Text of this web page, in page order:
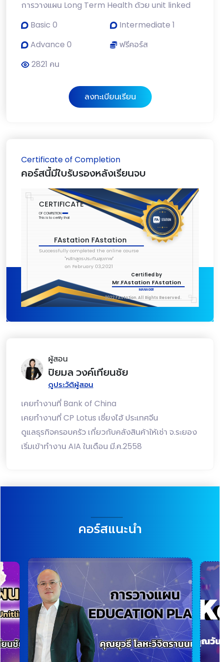
การวางแผน Long Term Health ด้วย unit linked
Basic 0
Intermediate 1
Advance 0
ฟรีคอร์ส
2821 คน
ลงทะเบียนเรียน
Certificate of Completion
คอร์สนี้มีใบรับรองหลังเรียนจบ
CERTIFICATE
OF COMPLETION
This is to certify that
FAstation FAstation
Successfully completed the online course
"หลักสูตรประกันสุขภาพ"
on February 03,2021
Certified by
Mr.FAstation FAstation
MANAGER
2022 FAstation. All Rights Reserved.
ผู้สอน
ปิยมล วงค์เทียนชัย
ดูประวัติผู้สอน
เคยทำงานที่ Bank of China
เคยทำงานที่ CP Lotus เซี่ยงไฮ้ ประเทศจีน
ดูแลธุรกิจครอบครัว เกี่ยวกับคลังสินค้าให้เช่า จ.ระยอง
เริ่มเข้าทำงาน AIA ในเดือน มี.ค.2558
คอร์สแนะนำ